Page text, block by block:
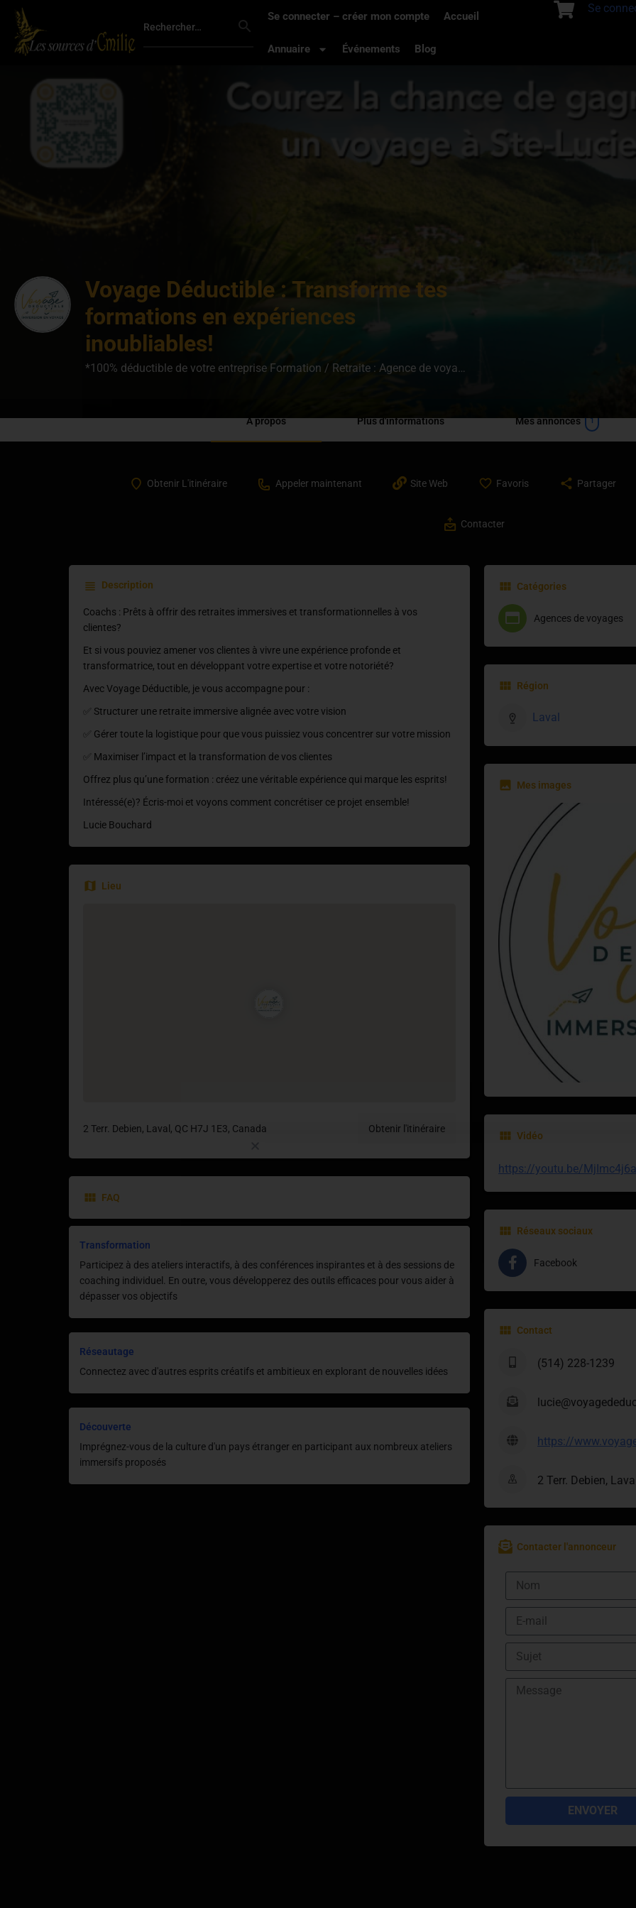
Se connecter – créer mon compte Accueil
Annuaire Événements Blog
Se
Voyage Déductible : Transforme tes
formations en expériences
inoubliables!
*100% déductible de votre entreprise Formation / Retraite : Agence de voyage spécialisée
A propos Plus d'informations Mes annonces 1
Obtenir L'itinéraire Appeler maintenant Site Web Favoris Partager
Contacter
Description
Coachs : Prêts à offrir des retraites immersives et transformationnelles à vos
clientes?
Et si vous pouviez amener vos clientes à vivre une expérience profonde et
transformatrice, tout en développant votre expertise et votre notoriété?
Avec Voyage Déductible, je vous accompagne pour :
✅ Structurer une retraite immersive alignée avec votre vision
✅ Gérer toute la logistique pour que vous puissiez vous concentrer sur votre mission
✅ Maximiser l’impact et la transformation de vos clientes
Offrez plus qu’une formation : créez une véritable expérience qui marque les esprits!
Intéressé(e)? Écris-moi et voyons comment concrétiser ce projet ensemble!
Lucie Bouchard
Lieu
2 Terr. Debien, Laval, QC H7J 1E3, Canada Obtenir l'itinéraire
FAQ
Transformation
Participez à des ateliers interactifs, à des conférences inspirantes et à des sessions de
coaching individuel. En outre, vous développerez des outils efficaces pour vous aider à
dépasser vos objectifs
Réseautage
Connectez avec d'autres esprits créatifs et ambitieux en explorant de nouvelles idées
Découverte
Imprégnez-vous de la culture d'un pays étranger en participant aux nombreux ateliers
immersifs proposés
Catégories
Agences de voyages
Région
Laval
Mes images
Vidéo
https://youtu.be/
Réseaux sociaux
Facebook
Contact
(514) 228-1239
https://
2 Terr. Debien,
Contacter l'annonceur
ENVOYER